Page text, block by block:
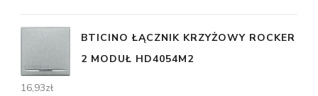
BTICINO ŁĄCZNIK KRZYŻOWY ROCKER
2 MODUŁ HD4054M2
16,93zł